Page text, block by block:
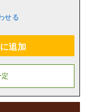
せる
追加